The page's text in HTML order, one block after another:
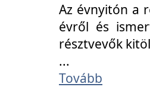
Az évnyitón a
évről és
résztvevők
...
Tovább